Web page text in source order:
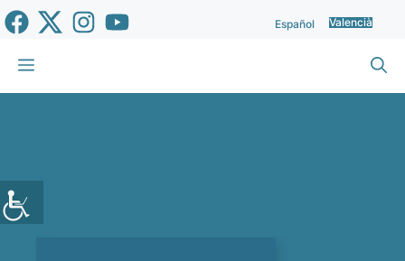
Vés
al
contingut
Español Valencià
Menu